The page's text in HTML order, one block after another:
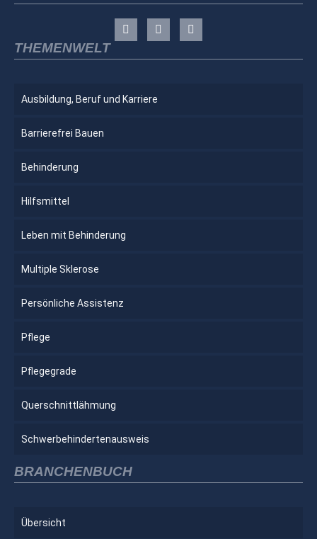
THEMENWELT
Ausbildung, Beruf und Karriere
Barrierefrei Bauen
Behinderung
Hilfsmittel
Leben mit Behinderung
Multiple Sklerose
Persönliche Assistenz
Pflege
Pflegegrade
Querschnittlähmung
Schwerbehindertenausweis
BRANCHENBUCH
Übersicht